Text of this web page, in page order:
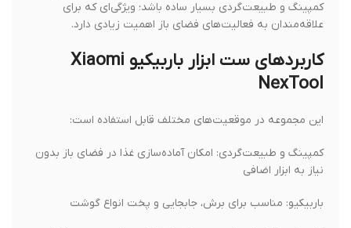
کمپینگ و طبیعت‌گردی بسیار ساده باشد؛ ویژگی‌ای که برای
علاقه‌مندان به فعالیت‌های فضای باز اهمیت زیادی دارد.
کاربردهای ست ابزار باربیکیو Xiaomi
NexTool
این مجموعه در موقعیت‌های مختلف قابل استفاده است:
کمپینگ و طبیعت‌گردی: امکان آماده‌سازی غذا در فضای باز بدون
نیاز به ابزار اضافی
باربیکیو: مناسب برای برش، جابجایی و پخت انواع گوشت